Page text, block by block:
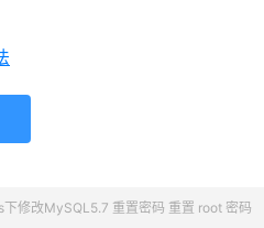
修改MySQL5.7 重置密码 重置 root 密码